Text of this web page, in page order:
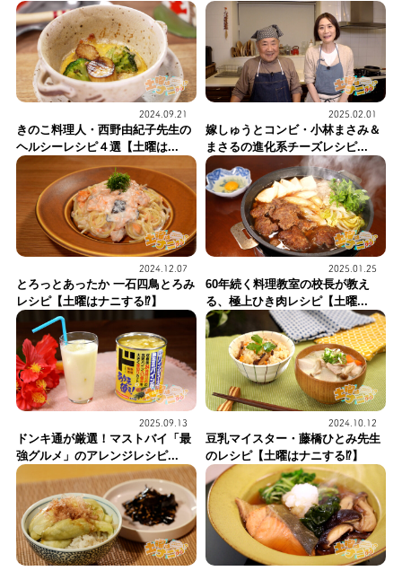
2024.09.21
きのこ料理人・西野由紀子先生の
ヘルシーレシピ４選【土曜は...
2025.02.01
嫁しゅうとコンビ・小林まさみ＆
まさるの進化系チーズレシピ...
2024.12.07
とろっとあったか 一石四鳥とろみ
レシピ【土曜はナニする⁉】
2025.01.25
60年続く料理教室の校長が教え
る、極上ひき肉レシピ【土曜...
2025.09.13
ドンキ通が厳選！マストバイ「最
強グルメ」のアレンジレシピ...
2024.10.12
豆乳マイスター・藤橋ひとみ先生
のレシピ【土曜はナニする⁉】